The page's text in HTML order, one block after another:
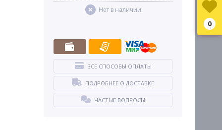
Нет в наличии
ВСЕ СПОСОБЫ ОПЛАТЫ
ПОДРОБНЕЕ О ДОСТАВКЕ
ЧАСТЫЕ ВОПРОСЫ
0